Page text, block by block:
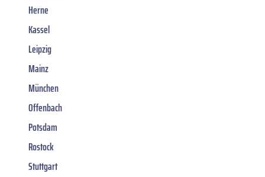
Herne
Kassel
Leipzig
Mainz
München
Offenbach
Potsdam
Rostock
Stuttgart